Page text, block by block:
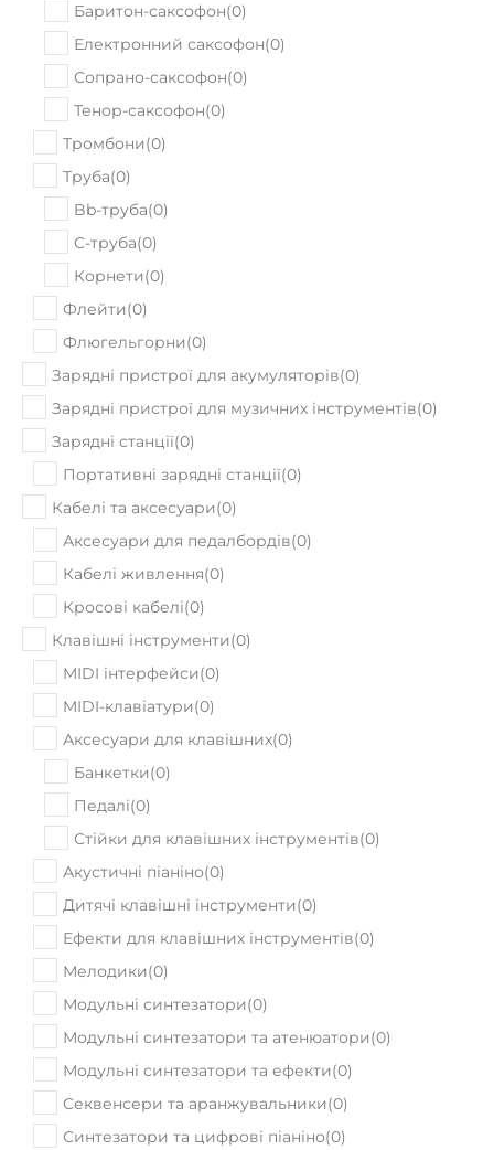
Баритон-саксофон(0)
Електронний саксофон(0)
Сопрано-саксофон(0)
Тенор-саксофон(0)
Тромбони(0)
Труба(0)
Bb-труба(0)
C-труба(0)
Корнети(0)
Флейти(0)
Флюгельгорни(0)
Зарядні пристрої для акумуляторів(0)
Зарядні пристрої для музичних інструментів(0)
Зарядні станції(0)
Портативні зарядні станції(0)
Кабелі та аксесуари(0)
Аксесуари для педалбордів(0)
Кабелі живлення(0)
Кросові кабелі(0)
Клавішні інструменти(0)
MIDI інтерфейси(0)
MIDI-клавіатури(0)
Аксесуари для клавішних(0)
Банкетки(0)
Педалі(0)
Стійки для клавішних інструментів(0)
Акустичні піаніно(0)
Дитячі клавішні інструменти(0)
Ефекти для клавішних інструментів(0)
Мелодики(0)
Модульні синтезатори(0)
Модульні синтезатори та атенюатори(0)
Модульні синтезатори та ефекти(0)
Секвенсери та аранжувальники(0)
Синтезатори та цифрові піаніно(0)